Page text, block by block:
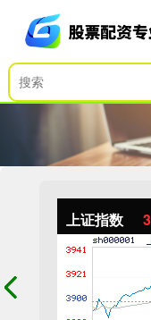
上证指数